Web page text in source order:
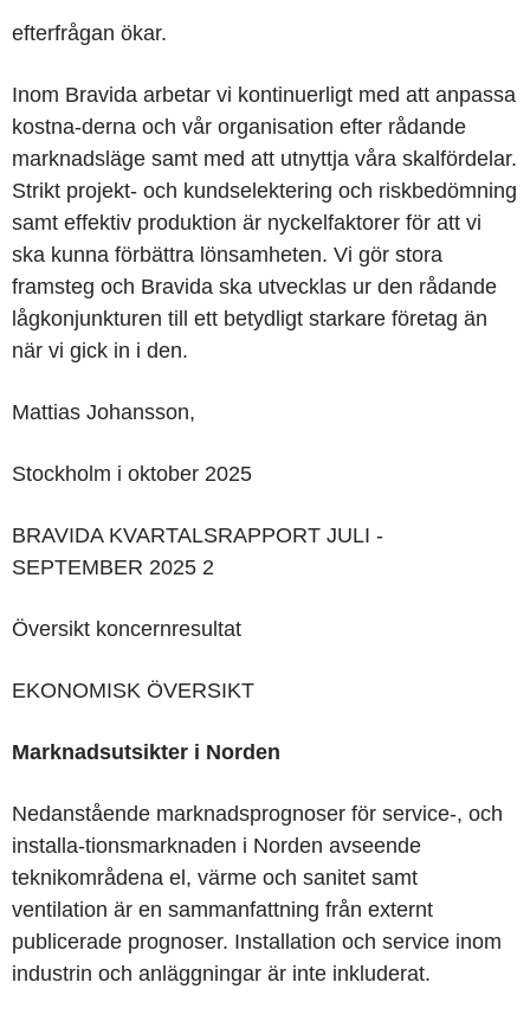
efterfrågan ökar.
Inom Bravida arbetar vi kontinuerligt med att anpassa
kostna-derna och vår organisation efter rådande
marknadsläge samt med att utnyttja våra skalfördelar.
Strikt projekt- och kundselektering och riskbedömning
samt effektiv produktion är nyckelfaktorer för att vi
ska kunna förbättra lönsamheten. Vi gör stora
framsteg och Bravida ska utvecklas ur den rådande
lågkonjunkturen till ett betydligt starkare företag än
när vi gick in i den.
Mattias Johansson,
Stockholm i oktober 2025
BRAVIDA KVARTALSRAPPORT JULI -
SEPTEMBER 2025 2
Översikt koncernresultat
EKONOMISK ÖVERSIKT
Marknadsutsikter i Norden
Nedanstående marknadsprognoser för service-, och
installa-tionsmarknaden i Norden avseende
teknikområdena el, värme och sanitet samt
ventilation är en sammanfattning från externt
publicerade prognoser. Installation och service inom
industrin och anläggningar är inte inkluderat.